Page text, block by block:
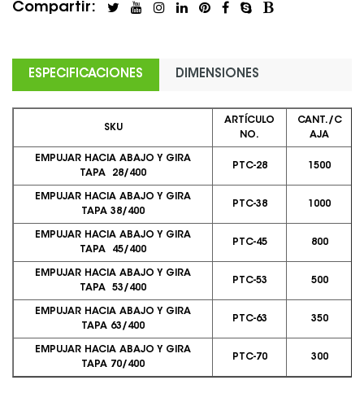
Compartir:
ESPECIFICACIONES DIMENSIONES
SKU
ARTÍCULO
NO.
CANT./C
AJA
EMPUJAR HACIA ABAJO Y GIRA
TAPA 28/400
PTC-28 1500
EMPUJAR HACIA ABAJO Y GIRA
TAPA 38/400
PTC-38 1000
EMPUJAR HACIA ABAJO Y GIRA
TAPA 45/400
PTC-45 800
EMPUJAR HACIA ABAJO Y GIRA
TAPA 53/400
PTC-53 500
EMPUJAR HACIA ABAJO Y GIRA
TAPA 63/400
PTC-63 350
EMPUJAR HACIA ABAJO Y GIRA
TAPA 70/400
PTC-70 300